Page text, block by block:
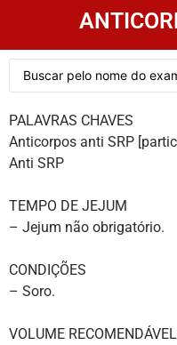
PALAVRAS CHAVES
Anticorpos anti SRP
Anti SRP
TEMPO DE JEJUM
– Jejum não obrigatório.
CONDIÇÕES
– Soro.
VOLUME RECOMENDÁVEL